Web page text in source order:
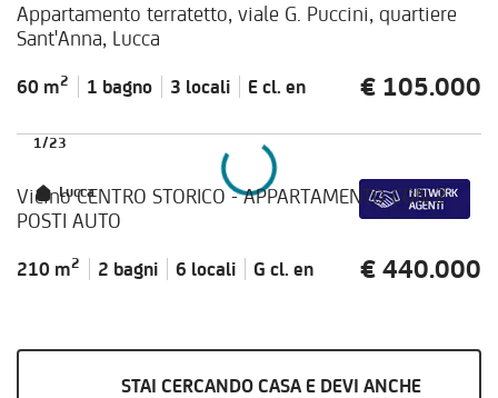
Appartamento terratetto, viale G. Puccini, quartiere
Sant'Anna, Lucca
60 m2 1 bagno 3 locali E cl. en € 105.000
Lucca
1/23
Vicino CENTRO STORICO - APPARTAMENTO CON 2
POSTI AUTO
210 m2 2 bagni 6 locali G cl. en € 440.000
STAI CERCANDO CASA E DEVI ANCHE